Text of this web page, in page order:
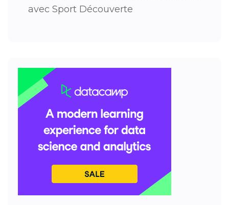
avec Sport Découverte